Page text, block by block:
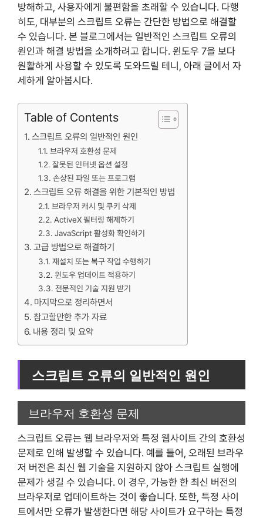
방해하고, 사용자에게 불편함을 초래할 수 있습니다. 다행
히도, 대부분의 스크립트 오류는 간단한 방법으로 해결할
수 있습니다. 본 블로그에서는 일반적인 스크립트 오류의
원인과 해결 방법을 소개하려고 합니다. 윈도우 7을 보다
원활하게 사용할 수 있도록 도와드릴 테니, 아래 글에서 자
세하게 알아봅시다.
Table of Contents
스크립트 오류의 일반적인 원인
브라우저 호환성 문제
잘못된 인터넷 옵션 설정
손상된 파일 또는 프로그램
스크립트 오류 해결을 위한 기본적인 방법
브라우저 캐시 및 쿠키 삭제
ActiveX 필터링 해제하기
JavaScript 활성화 확인하기
고급 방법으로 해결하기
재설치 또는 복구 작업 수행하기
윈도우 업데이트 적용하기
전문적인 기술 지원 받기
마지막으로 정리하면서
참고할만한 추가 자료
내용 정리 및 요약
스크립트 오류의 일반적인 원인
브라우저 호환성 문제
스크립트 오류는 웹 브라우저와 특정 웹사이트 간의 호환성
문제로 인해 발생할 수 있습니다. 예를 들어, 오래된 브라우
저 버전은 최신 웹 기술을 지원하지 않아 스크립트 실행에
문제가 생길 수 있습니다. 이 경우, 가능한 한 최신 버전의
브라우저로 업데이트하는 것이 좋습니다. 또한, 특정 사이
트에서만 오류가 발생한다면 해당 사이트가 요구하는 특정